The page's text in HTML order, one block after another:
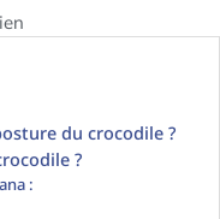
du crocodile ?
?
: